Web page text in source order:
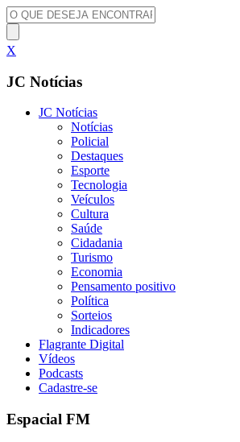
X
JC Notícias
JC Notícias
Notícias
Policial
Destaques
Esporte
Tecnologia
Veículos
Cultura
Saúde
Cidadania
Turismo
Economia
Pensamento positivo
Política
Sorteios
Indicadores
Flagrante Digital
Vídeos
Podcasts
Cadastre-se
Espacial FM